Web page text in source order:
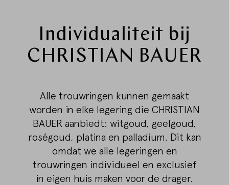
Individualiteit bij
CHRISTIAN BAUER
Alle trouwringen kunnen gemaakt
worden in elke legering die CHRISTIAN
BAUER aanbiedt: witgoud, geelgoud,
roségoud, platina en palladium. Dit kan
omdat we alle legeringen en
trouwringen individueel en exclusief
in eigen huis maken voor de drager.